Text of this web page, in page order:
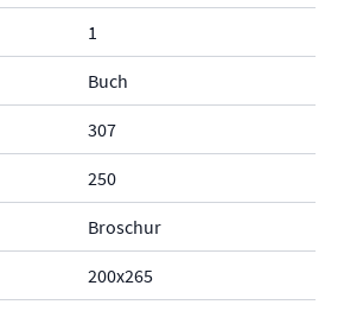
1
Buch
307
250
Broschur
200x265